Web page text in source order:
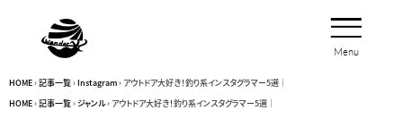
Menu
HOME›記事一覧›Instagram› アウトドア大好き！釣り系インスタグラマー5選｜
HOME›記事一覧› ジャンル› アウトドア大好き！釣り系インスタグラマー5選｜